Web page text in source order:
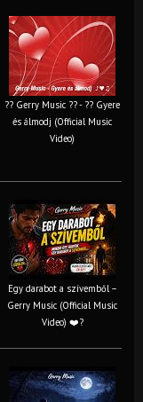
?? Gerry Music ?? - ?? Gyere
és álmodj (Official Music
Video)
Egy darabot a szívemből –
Gerry Music (Official Music
Video) ❤️?